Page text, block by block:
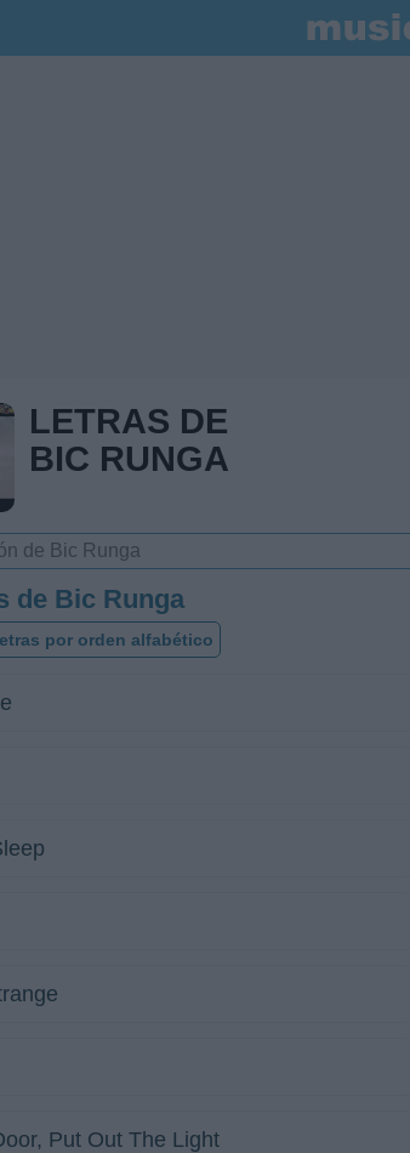
LETRAS DE
BIC RUNGA
de Bic Runga
por orden alfabético
Put Out The Light